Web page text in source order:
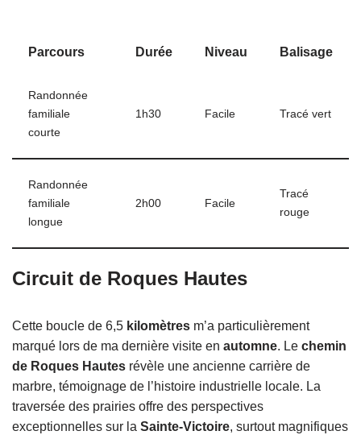
Parcours Durée Niveau Balisage
Randonnée
familiale
courte
1h30 Facile Tracé vert
Randonnée
familiale
longue
2h00 Facile
Tracé
rouge
Circuit de Roques Hautes
Cette boucle de 6,5 kilomètres m’a particulièrement
marqué lors de ma dernière visite en automne. Le chemin
de Roques Hautes révèle une ancienne carrière de
marbre, témoignage de l’histoire industrielle locale. La
traversée des prairies offre des perspectives
exceptionnelles sur la Sainte-Victoire, surtout magnifiques